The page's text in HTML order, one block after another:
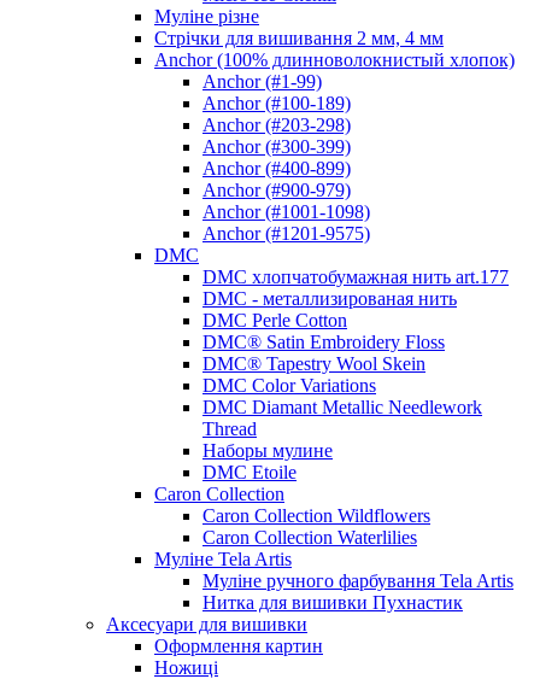
Муліне різне
Стрічки для вишивання 2 мм, 4 мм
Anchor (100% длинноволокнистый хлопок)
Anchor (#1-99)
Anchor (#100-189)
Anchor (#203-298)
Anchor (#300-399)
Anchor (#400-899)
Anchor (#900-979)
Anchor (#1001-1098)
Anchor (#1201-9575)
DMC
DMC хлопчатобумажная нить art.177
DMC - металлизированая нить
DMC Perle Cotton
DMC® Satin Embroidery Floss
DMC® Tapestry Wool Skein
DMC Color Variations
DMC Diamant Metallic Needlework
Thread
Наборы мулине
DMC Etoile
Caron Collection
Caron Collection Wildflowers
Caron Collection Waterlilies
Муліне Tela Artis
Муліне ручного фарбування Tela Artis
Нитка для вишивки Пухнастик
Аксесуари для вишивки
Оформлення картин
Ножиці